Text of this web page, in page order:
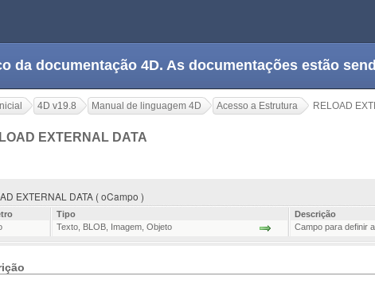
da documentação 4D. As documentações estão
4D v19.8 Manual de linguagem 4D Acesso a Estrutura RELOAD
EXTERNAL DATA
EXTERNAL DATA ( oCampo )
Tipo
Descrição
Texto BLOB Imagem Objeto Campo para definir